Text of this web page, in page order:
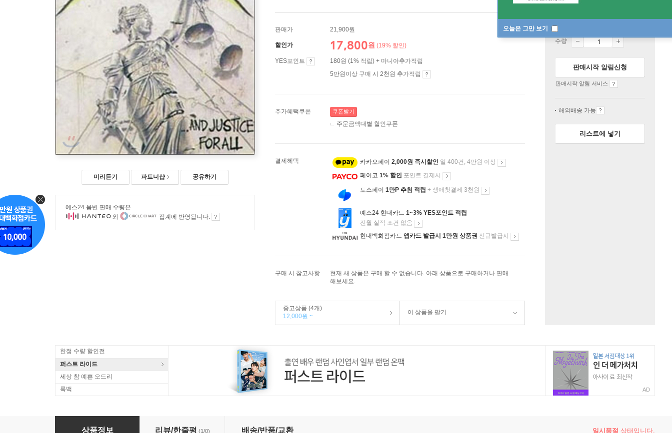
오늘은 그만 보기
미리듣기 파트너샵 공유하기
예스24 음반 판매 수량은
와
집계에 반영됩니다.
판매가 21,900원
할인가 17,800원 (19% 할인)
YES포인트
180원 (1% 적립) + 마니아추가적립
5만원이상 구매 시 2천원 추가적립
추가혜택쿠폰 쿠폰받기
주문금액대별 할인쿠폰
결제혜택 카카오페이 2,000원 즉시할인 일 400건, 4만원 이상
페이코 1% 할인 포인트 결제시
토스페이 1만P 추첨 적립 + 생애첫결제 3천원
예스24 현대카드 1~3% YES포인트 적립
전월 실적 조건 없음
현대백화점카드 앱카드 발급시 1만원 상품권 신규발급시
구매 시 참고사항
현재 새 상품은 구매 할 수 없습니다. 아래 상품으로 구매하거나 판매
해보세요.
중고상품 (4개)
12,000원 ~
이 상품을 팔기
일시품절
수량
판매시작 알림신청
판매시작 알림 서비스
해외배송 가능
리스트에 넣기
한정 수량 할인전
퍼스트 라이드
세상 참 예쁜 오드리
룩백
AD
Metallica - ...And Justice For All
상품정보 리뷰/한줄평 (1/0) 배송/반품/교환 일시품절 상태입니다.